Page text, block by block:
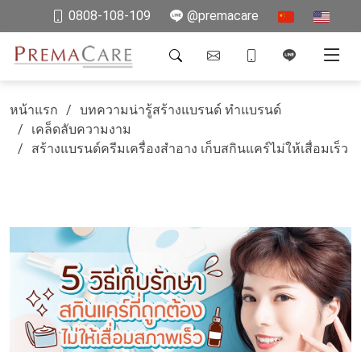
0808-108-109 @premacare
หน้าแรก
บทความน่ารู้สร้างแบรนด์ ทำแบรนด์
เคล็ดลับความงาม
สร้างแบรนด์ครีมเครื่องสำอาง เก็บสกินแคร์ไม่ให้เสื่อมเร็ว